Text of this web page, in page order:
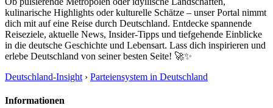
kulinarische Highlights oder kulturelle Schätze – unser Portal nimmt
dich mit auf eine Reise durch Deutschland. Entdecke spannende
Reiseziele, aktuelle News, Insider-Tipps und tiefgehende Einblicke
in die deutsche Geschichte und Lebensart. Lass dich inspirieren und
erlebe Deutschland von seiner besten Seite! 🚀✨
Deutschland-Insight › Parteiensystem in Deutschland
Informationen